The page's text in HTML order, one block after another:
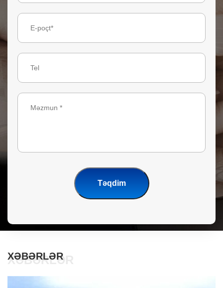
Təqdim
XƏBƏRLƏR
XƏBƏRLƏR